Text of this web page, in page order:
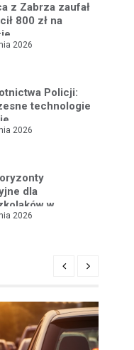
z Zabrza zaufał
800 zł na
2026
Policji:
technologie
2026
dla
w
Przedszkolu
2026